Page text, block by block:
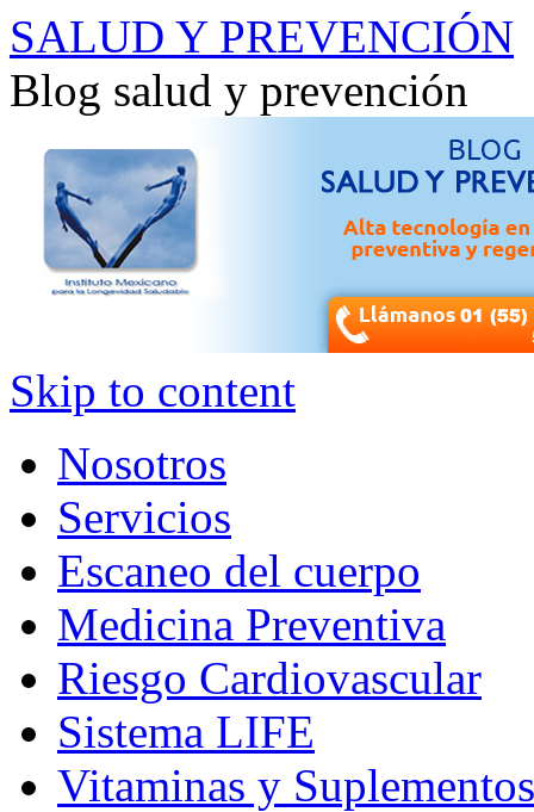
SALUD Y PREVENCIÓN
Blog salud y prevención
Skip to content
Nosotros
Servicios
Escaneo del cuerpo
Medicina Preventiva
Riesgo Cardiovascular
Sistema LIFE
Vitaminas y Suplementos